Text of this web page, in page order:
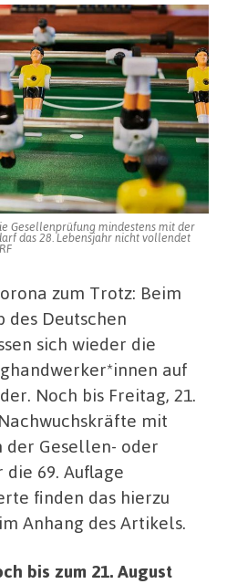
Lebenslauf:
Junge
Handwerker*innen
können
sich
für
den
Leistungswettbewerb
2020
anmelden
Gesellenprüfung mindestens mit der
das 28. Lebensjahr nicht vollendet
zum Trotz: Beim
des Deutschen
sich wieder die
auf
Noch bis Freitag, 21.
mit
der Gesellen- oder
69. Auflage
finden das hierzu
Anhang des Artikels.
bis zum 21. August